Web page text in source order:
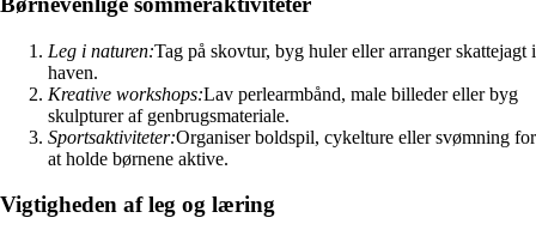
Leg i naturen:Tag på skovtur, byg huler eller arranger skattejagt i
haven.
Kreative workshops:Lav perlearmbånd, male billeder eller byg
skulpturer af genbrugsmateriale.
Sportsaktiviteter:Organiser boldspil, cykelture eller svømning for
at holde børnene aktive.
Vigtigheden af leg og læring